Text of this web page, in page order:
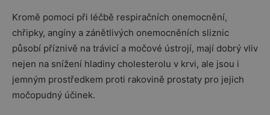
Kromě pomoci při léčbě respiračních onemocnění,
chřipky, angíny a zánětlivých onemocněních sliznic
působí příznivě na trávicí a močové ústrojí, mají dobrý vliv
nejen na snížení hladiny cholesterolu v krvi, ale jsou i
jemným prostředkem proti rakovině prostaty pro jejich
močopudný účinek.